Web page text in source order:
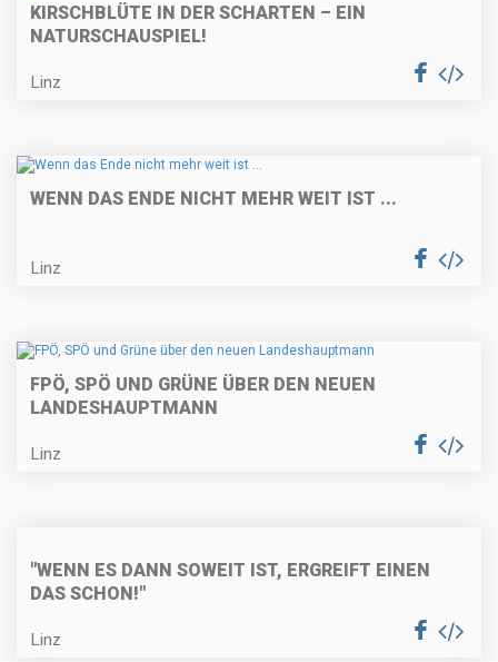
KIRSCHBLÜTE IN DER SCHARTEN – EIN
NATURSCHAUSPIEL!
Linz
WENN DAS ENDE NICHT MEHR WEIT IST ...
Linz
FPÖ, SPÖ UND GRÜNE ÜBER DEN NEUEN
LANDESHAUPTMANN
Linz
"WENN ES DANN SOWEIT IST, ERGREIFT EINEN
DAS SCHON!"
Linz